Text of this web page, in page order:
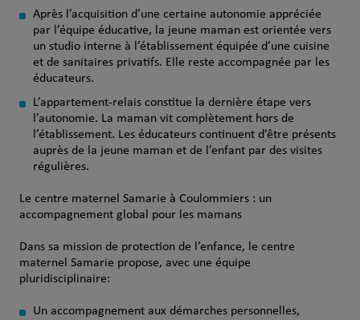
Après l’acquisition d’une certaine autonomie appréciée
par l’équipe éducative, la jeune maman est orientée vers
un studio interne à l’établissement équipée d’une cuisine
et de sanitaires privatifs. Elle reste accompagnée par les
éducateurs.
L’appartement-relais constitue la dernière étape vers
l’autonomie. La maman vit complètement hors de
l’établissement. Les éducateurs continuent d’être présents
auprès de la jeune maman et de l’enfant par des visites
régulières.
Le centre maternel Samarie à Coulommiers : un
accompagnement global pour les mamans
Dans sa mission de protection de l’enfance, le centre
maternel Samarie propose, avec une équipe
pluridisciplinaire:
Un accompagnement aux démarches personnelles,